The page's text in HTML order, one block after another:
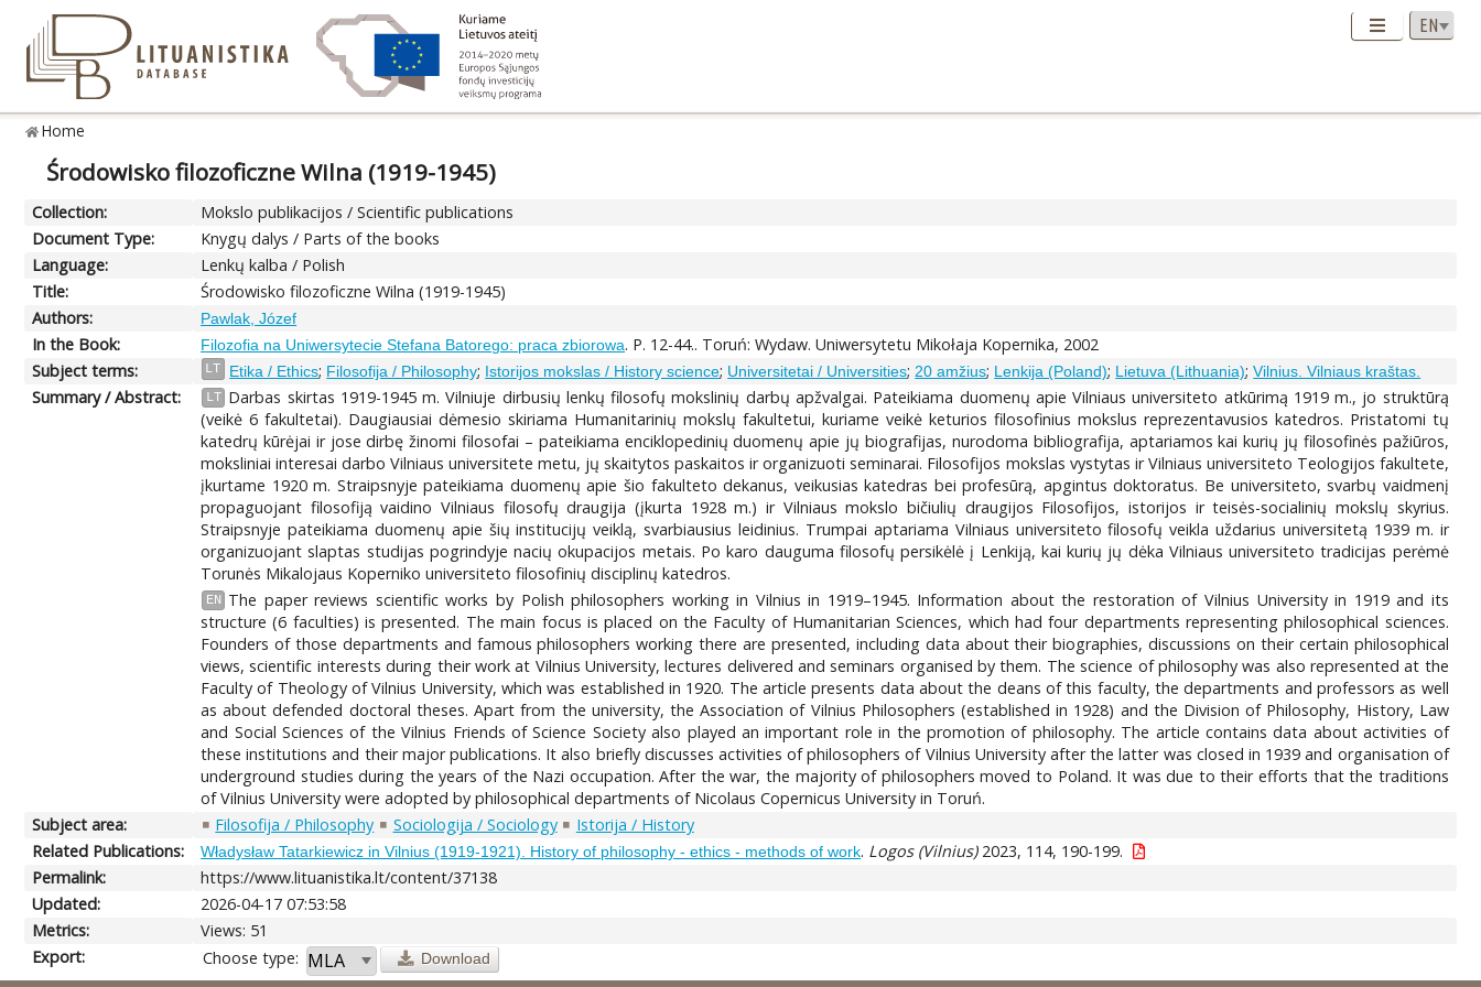
Home
Środowisko filozoficzne Wilna (1919-1945)
Collection:
Mokslo publikacijos / Scientific publications
Document Type:
Knygų dalys / Parts of the books
Language:
Lenkų kalba / Polish
Title:
Środowisko filozoficzne Wilna (1919-1945)
Authors:
Pawlak, Józef
In the Book: Filozofia na Uniwersytecie Stefana Batorego: praca zbiorowa. P. 12-44.. Toruń: Wydaw. Uniwersytetu Mikołaja Kopernika, 2002
Subject terms:
LT Etika / Ethics; Filosofija / Philosophy; Istorijos mokslas / History science; Universitetai / Universities; 20 amžius; Lenkija (Poland); Lietuva (Lithuania);Vilnius. Vilniaus kraštas.
Summary / Abstract: LT Darbas skirtas 1919-1945 m. Vilniuje dirbusių lenkų filosofų mokslinių darbų apžvalgai. Pateikiama duomenų apie Vilniaus universiteto atkūrimą 1919 m., jo struktūrą
(veikė 6 fakultetai). Daugiausiai dėmesio skiriama Humanitarinių mokslų fakultetui, kuriame veikė keturios filosofinius mokslus reprezentavusios katedros. Pristatomi tų
katedrų kūrėjai ir jose dirbę žinomi filosofai – pateikiama enciklopedinių duomenų apie jų biografijas, nurodoma bibliografija, aptariamos kai kurių jų filosofinės pažiūros,
moksliniai interesai darbo Vilniaus universitete metu, jų skaitytos paskaitos ir organizuoti seminarai. Filosofijos mokslas vystytas ir Vilniaus universiteto Teologijos fakultete,
įkurtame 1920 m. Straipsnyje pateikiama duomenų apie šio fakulteto dekanus, veikusias katedras bei profesūrą, apgintus doktoratus. Be universiteto, svarbų vaidmenį
propaguojant filosofiją vaidino Vilniaus filosofų draugija (įkurta 1928 m.) ir Vilniaus mokslo bičiulių draugijos Filosofijos, istorijos ir teisės-socialinių mokslų skyrius.
Straipsnyje pateikiama duomenų apie šių institucijų veiklą, svarbiausius leidinius. Trumpai aptariama Vilniaus universiteto filosofų veikla uždarius universitetą 1939 m. ir
organizuojant slaptas studijas pogrindyje nacių okupacijos metais. Po karo dauguma filosofų persikėlė į Lenkiją, kai kurių jų dėka Vilniaus universiteto tradicijas perėmė
Torunės Mikalojaus Koperniko universiteto filosofinių disciplinų katedros.
EN
The paper reviews scientific works by Polish philosophers working in Vilnius in 1919–1945. Information about the restoration of Vilnius University in 1919 and its
structure (6 faculties) is presented. The main focus is placed on the Faculty of Humanitarian Sciences, which had four departments representing philosophical sciences.
Founders of those departments and famous philosophers working there are presented, including data about their biographies, discussions on their certain philosophical
views, scientific interests during their work at Vilnius University, lectures delivered and seminars organised by them. The science of philosophy was also represented at the
Faculty of Theology of Vilnius University, which was established in 1920. The article presents data about the deans of this faculty, the departments and professors as well
as about defended doctoral theses. Apart from the university, the Association of Vilnius Philosophers (established in 1928) and the Division of Philosophy, History, Law
and Social Sciences of the Vilnius Friends of Science Society also played an important role in the promotion of philosophy. The article contains data about activities of
these institutions and their major publications. It also briefly discusses activities of philosophers of Vilnius University after the latter was closed in 1939 and organisation of
underground studies during the years of the Nazi occupation. After the war, the majority of philosophers moved to Poland. It was due to their efforts that the traditions
of Vilnius University were adopted by philosophical departments of Nicolaus Copernicus University in Toruń.
Subject area:
Filosofija / Philosophy Sociologija / Sociology
Istorija / History
Related Publications:
Władysław Tatarkiewicz in Vilnius (1919-1921). History of philosophy - ethics - methods of work. Logos (Vilnius)2023, 114, 190-199.
Permalink:
https://www.lituanistika.lt/content/37138
Updated:
2026-04-17 07:53:58
Metrics:
Views: 51
Export:
Choose type: Download